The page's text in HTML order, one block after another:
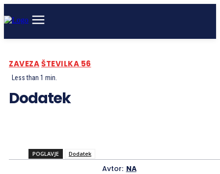
ZAVEZAŠTEVILKA 56
Less than 1 min.
Dodatek
POGLAVJE Dodatek
Avtor: NA